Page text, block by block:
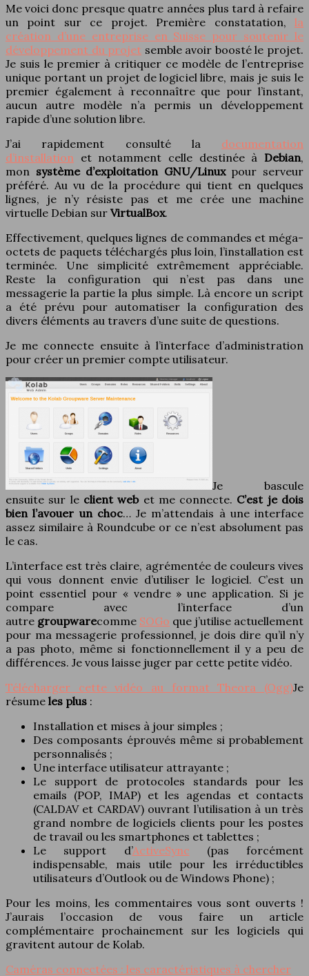
Me voici donc presque quatre années plus tard à refaire
un point sur ce projet. Première constatation, la
création d’une entreprise en Suisse pour soutenir le
développement du projet semble avoir boosté le projet.
Je suis le premier à critiquer ce modèle de l’entreprise
unique portant un projet de logiciel libre, mais je suis le
premier également à reconnaître que pour l’instant,
aucun autre modèle n’a permis un développement
rapide d’une solution libre.
J’ai rapidement consulté la documentation
d’installation et notamment celle destinée à Debian,
mon système d’exploitation GNU/Linuxpour serveur
préféré. Au vu de la procédure qui tient en quelques
lignes, je n’y résiste pas et me crée une machine
virtuelle Debian sur VirtualBox.
Effectivement, quelques lignes de commandes et méga-
octets de paquets téléchargés plus loin, l’installation est
terminée. Une simplicité extrêmement appréciable.
Reste la configuration qui n’est pas dans une
messagerie la partie la plus simple. Là encore un script
a été prévu pour automatiser la configuration des
divers éléments au travers d’une suite de questions.
Je me connecte ensuite à l’interface d’administration
pour créer un premier compte utilisateur.
Je bascule
ensuite sur le client webet me connecte. C’est je dois
bien l’avouer un choc… Je m’attendais à une interface
assez similaire à Roundcube or ce n’est absolument pas
le cas.
L’interface est très claire, agrémentée de couleurs vives
qui vous donnent envie d’utiliser le logiciel. C’est un
point essentiel pour « vendre » une application. Si je
compare avec l’interface d’un
autre groupwarecomme SOGo que j’utilise actuellement
pour ma messagerie professionnel, je dois dire qu’il n’y
a pas photo, même si fonctionnellement il y a peu de
différences. Je vous laisse juger par cette petite vidéo.
Télécharger cette vidéo au format Theora (Ogg)Je
résume les plus :
Installation et mises à jour simples ;
Des composants éprouvés même si probablement
personnalisés ;
Une interface utilisateur attrayante ;
Le support de protocoles standards pour les
emails (POP, IMAP) et les agendas et contacts
(CALDAV et CARDAV) ouvrant l’utilisation à un très
grand nombre de logiciels clients pour les postes
de travail ou les smartphones et tablettes ;
Le support d’ActiveSync (pas forcément
indispensable, mais utile pour les irréductibles
utilisateurs d’Outlook ou de Windows Phone) ;
Pour les moins, les commentaires vous sont ouverts !
J’aurais l’occasion de vous faire un article
complémentaire prochainement sur les logiciels qui
gravitent autour de Kolab.
Caméras connectées : les caractéristiques à chercher